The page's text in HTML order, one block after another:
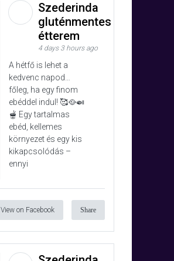
Szederinda
gluténmentes
étterem
4 days 3 hours ago
A hétfő is lehet a
kedvenc napod…
főleg, ha egy finom
ebéddel indul! 🥰🥘🍛
🫕 Egy tartalmas
ebéd, kellemes
környezet és egy kis
kikapcsolódás –
ennyi
View on Facebook Share